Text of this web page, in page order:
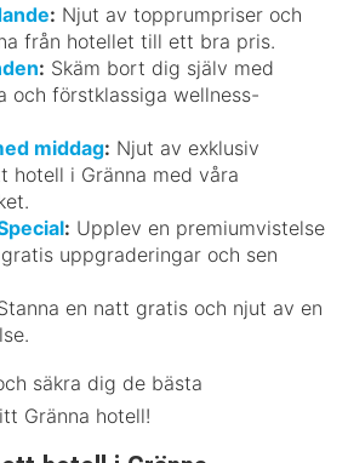
: Njut av topprumpriser och
från hotellet till ett bra pris.
: Skäm bort dig själv med
och förstklassiga wellness-
middag: Njut av exklusiv
hotell i Gränna med våra
: Upplev en premiumvistelse
uppgraderingar och sen
en natt gratis och njut av en
säkra dig de bästa
Gränna hotell!